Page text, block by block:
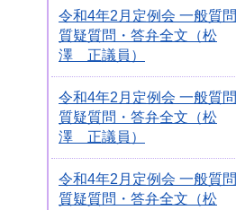
令和4年2月定例会 一般質問
質疑質問・答弁全文（松
澤 正議員）
令和4年2月定例会 一般質問
質疑質問・答弁全文（松
澤 正議員）
令和4年2月定例会 一般質問
質疑質問・答弁全文（松